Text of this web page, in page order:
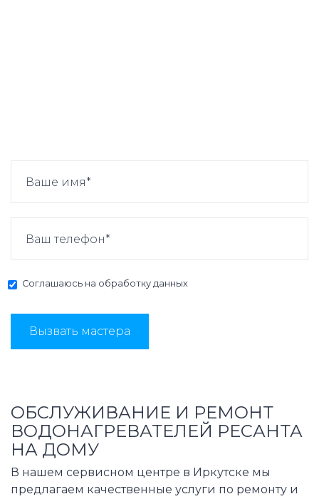
Соглашаюсь на обработку данных
Вызвать мастера
ОБСЛУЖИВАНИЕ И РЕМОНТ
ВОДОНАГРЕВАТЕЛЕЙ РЕСАНТА
НА ДОМУ
В нашем сервисном центре в Иркутске мы
предлагаем качественные услуги по ремонту и